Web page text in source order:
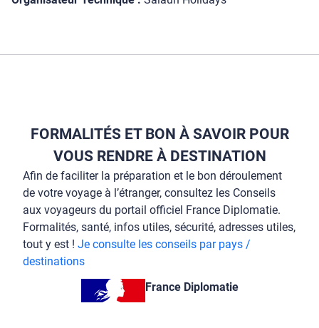
FORMALITÉS ET BON À SAVOIR POUR
VOUS RENDRE À DESTINATION
Afin de faciliter la préparation et le bon déroulement
de votre voyage à l’étranger, consultez les Conseils
aux voyageurs du portail officiel France Diplomatie.
Formalités, santé, infos utiles, sécurité, adresses utiles,
tout y est ! Je consulte les conseils par pays /
destinations
France Diplomatie